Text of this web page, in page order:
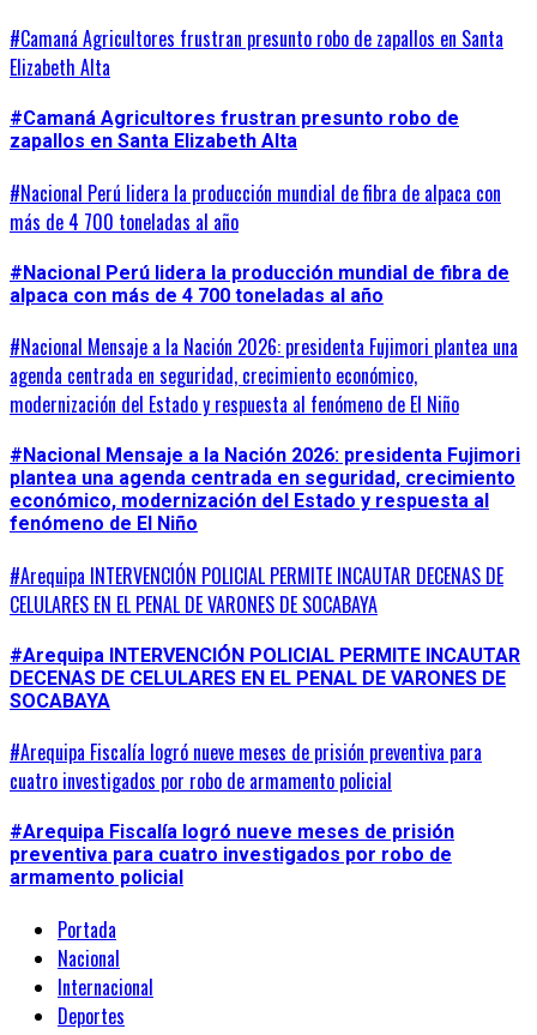
#Camaná Agricultores frustran presunto robo de zapallos en Santa
Elizabeth Alta
#Camaná Agricultores frustran presunto robo de
zapallos en Santa Elizabeth Alta
#Nacional Perú lidera la producción mundial de fibra de alpaca con
más de 4 700 toneladas al año
#Nacional Perú lidera la producción mundial de fibra de
alpaca con más de 4 700 toneladas al año
#Nacional Mensaje a la Nación 2026: presidenta Fujimori plantea una
agenda centrada en seguridad, crecimiento económico,
modernización del Estado y respuesta al fenómeno de El Niño
#Nacional Mensaje a la Nación 2026: presidenta Fujimori
plantea una agenda centrada en seguridad, crecimiento
económico, modernización del Estado y respuesta al
fenómeno de El Niño
#Arequipa INTERVENCIÓN POLICIAL PERMITE INCAUTAR DECENAS DE
CELULARES EN EL PENAL DE VARONES DE SOCABAYA
#Arequipa INTERVENCIÓN POLICIAL PERMITE INCAUTAR
DECENAS DE CELULARES EN EL PENAL DE VARONES DE
SOCABAYA
#Arequipa Fiscalía logró nueve meses de prisión preventiva para
cuatro investigados por robo de armamento policial
#Arequipa Fiscalía logró nueve meses de prisión
preventiva para cuatro investigados por robo de
armamento policial
Portada
Nacional
Internacional
Deportes